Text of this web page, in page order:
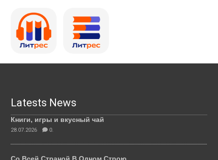
Latests News
Книги, игры и вкусный чай
28.07.2026 0.
Со Всей Страной В Одном Строю